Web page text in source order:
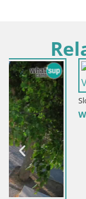
Slovénie / Savinjska /
Webcam lac de